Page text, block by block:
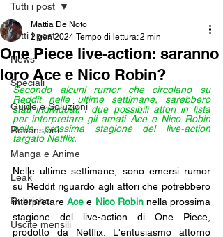
Tutti i post
News
Speciali
Guide e Soluzioni
Recensioni
Manga e Anime
Leak
Rubriche
Uscite mensili
Tutti i post
One Piece live-action: saranno
loro Ace e Nico Robin?
Mattia De Noto
2 gen 2024 Tempo di lettura: 2 min
Secondo alcuni rumor che circolano su
Reddit nelle ultime settimane, sarebbero
stati individuati i due possibili attori in lista
per interpretare gli amati Ace e Nico Robin
nella prossima stagione del live-action
targato Netflix.
Nelle ultime settimane, sono emersi rumor
su Reddit riguardo agli attori che potrebbero
interpretare Ace e Nico Robin nella prossima
stagione del live-action di One Piece,
prodotto da Netflix. L'entusiasmo attorno